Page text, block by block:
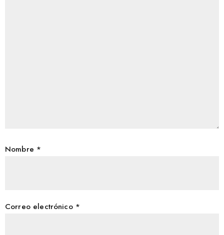
Nombre *
Correo electrónico *